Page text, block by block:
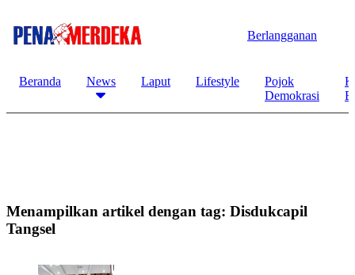
Berlangganan
Beranda News Laput Lifestyle
Pojok
Demokrasi
Menampilkan artikel dengan tag: Disdukcapil
Tangsel